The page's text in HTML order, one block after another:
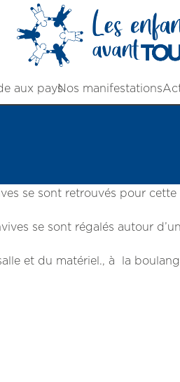
aux paysNos manifestations
se sont retrouvés pour
se sont régalés autour
et du matériel., à la